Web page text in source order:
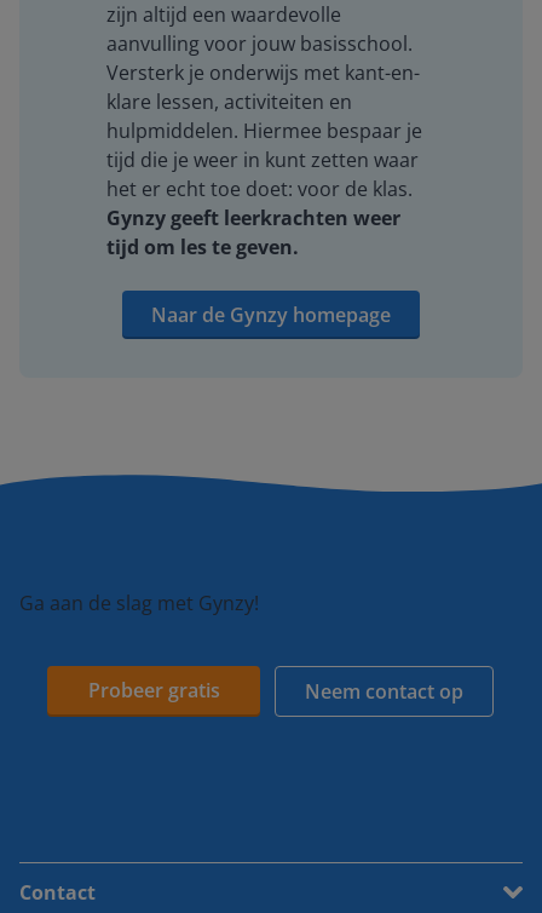
zijn altijd een waardevolle
aanvulling voor jouw basisschool.
Versterk je onderwijs met kant-en-
klare lessen, activiteiten en
hulpmiddelen. Hiermee bespaar je
tijd die je weer in kunt zetten waar
het er echt toe doet: voor de klas.
Gynzy geeft leerkrachten weer
tijd om les te geven.
Naar de Gynzy homepage
Ga aan de slag met Gynzy!
Probeer gratis Neem contact op
Contact